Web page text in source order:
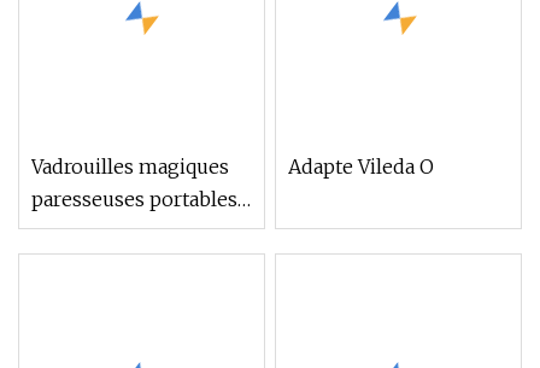
Vadrouilles magiques
paresseuses portables
Ultra 2021
Adapte Vileda O